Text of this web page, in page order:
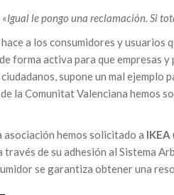
«Igual le pongo una reclamación. Si
a los consumidores y usuarios
forma activa para que empresas
supone un mal ejemplo
la Comunitat Valenciana hemos
asociación hemos solicitado a IKEA
través de su adhesión al Sistema
se garantiza obtener una